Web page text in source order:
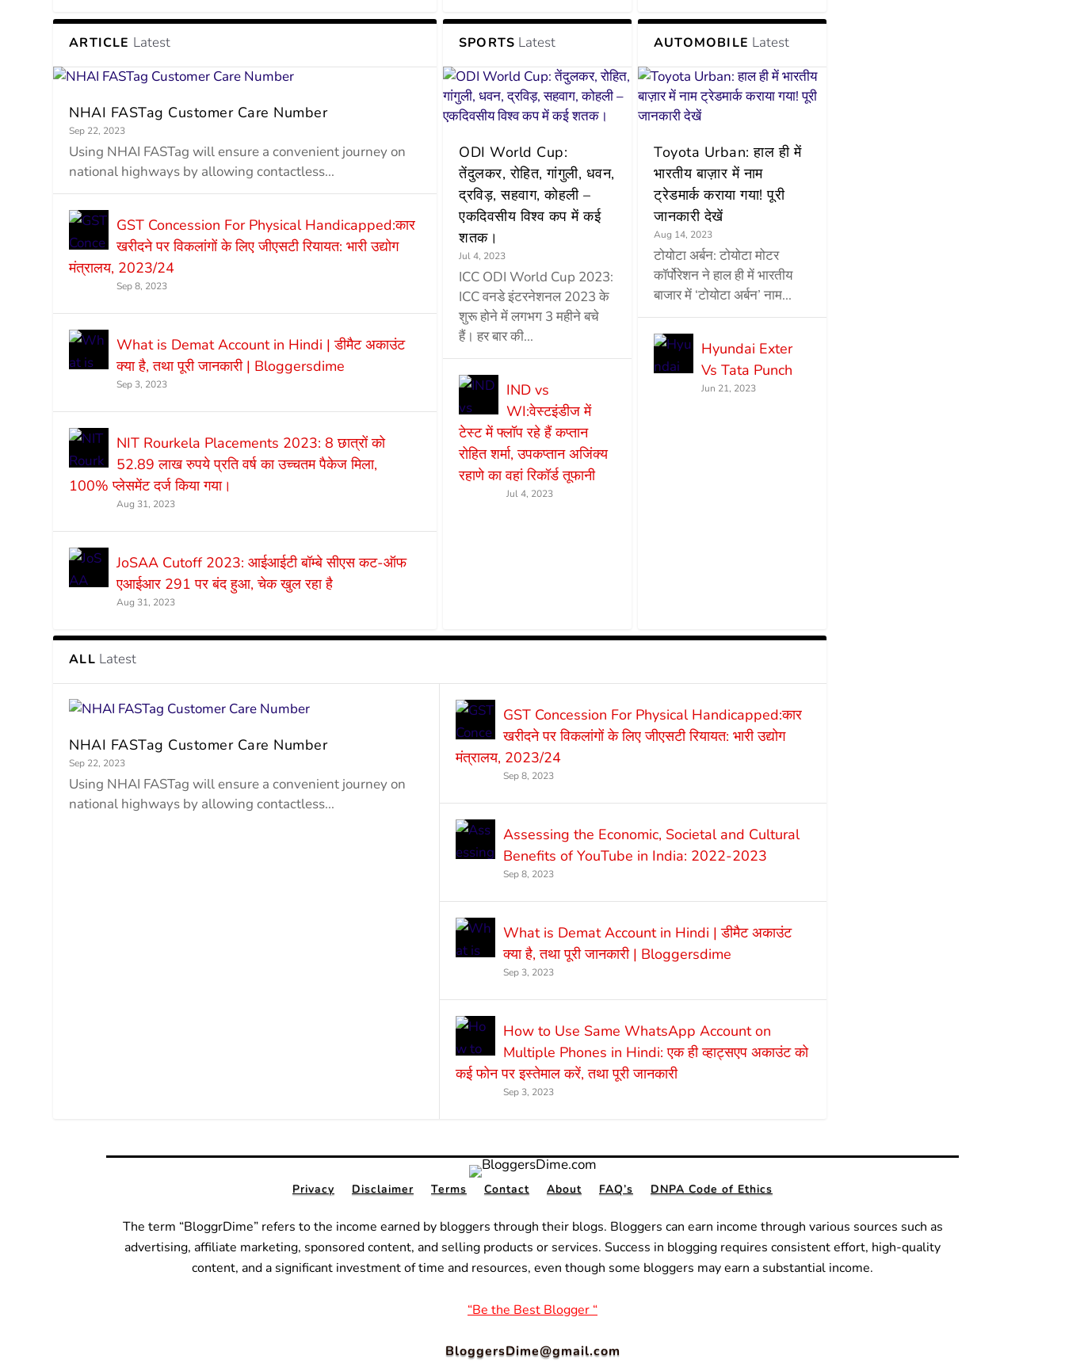
ARTICLE Latest
NHAI FASTag Customer Care Number
Sep 22, 2023
Using NHAI FASTag will ensure a convenient journey on
national highways by allowing contactless...
GST Concession For Physical Handicapped:कार
खरीदने पर विकलांगों के लिए जीएसटी रियायत: भारी उद्योग
मंत्रालय, 2023/24
Sep 8, 2023
What is Demat Account in Hindi | डीमैट अकाउंट
क्या है, तथा पूरी जानकारी | Bloggersdime
Sep 3, 2023
NIT Rourkela Placements 2023: 8 छात्रों को
52.89 लाख रुपये प्रति वर्ष का उच्चतम पैकेज मिला,
100% प्लेसमेंट दर्ज किया गया।
Aug 31, 2023
JoSAA Cutoff 2023: आईआईटी बॉम्बे सीएस कट-ऑफ
एआईआर 291 पर बंद हुआ, चेक खुल रहा है
Aug 31, 2023
SPORTS Latest
ODI World Cup:
तेंदुलकर, रोहित, गांगुली, धवन,
द्रविड़, सहवाग, कोहली –
एकदिवसीय विश्व कप में कई
शतक।
Jul 4, 2023
ICC ODI World Cup 2023:
ICC वनडे इंटरनेशनल 2023 के
शुरू होने में लगभग 3 महीने बचे
हैं। हर बार की...
IND vs
WI:वेस्टइंडीज में
टेस्ट में फ्लॉप रहे हैं कप्तान
रोहित शर्मा, उपकप्तान अजिंक्य
रहाणे का वहां रिकॉर्ड तूफानी
Jul 4, 2023
AUTOMOBILE Latest
Toyota Urban: हाल ही में
भारतीय बाज़ार में नाम
ट्रेडमार्क कराया गया! पूरी
जानकारी देखें
Aug 14, 2023
टोयोटा अर्बन: टोयोटा मोटर
कॉर्पोरेशन ने हाल ही में भारतीय
बाजार में ‘टोयोटा अर्बन’ नाम...
Hyundai Exter
Vs Tata Punch
Jun 21, 2023
ALL Latest
NHAI FASTag Customer Care Number
Sep 22, 2023
Using NHAI FASTag will ensure a convenient journey on
national highways by allowing contactless...
GST Concession For Physical Handicapped:कार
खरीदने पर विकलांगों के लिए जीएसटी रियायत: भारी उद्योग
मंत्रालय, 2023/24
Sep 8, 2023
Assessing the Economic, Societal and Cultural
Benefits of YouTube in India: 2022-2023
Sep 8, 2023
What is Demat Account in Hindi | डीमैट अकाउंट
क्या है, तथा पूरी जानकारी | Bloggersdime
Sep 3, 2023
How to Use Same WhatsApp Account on
Multiple Phones in Hindi: एक ही व्हाट्सएप अकाउंट को
कई फोन पर इस्तेमाल करें, तथा पूरी जानकारी
Sep 3, 2023
Privacy Disclaimer Terms Contact About FAQ’s DNPA Code of Ethics
The term “BloggrDime” refers to the income earned by bloggers through their blogs. Bloggers can earn income through various sources such as
advertising, affiliate marketing, sponsored content, and selling products or services. Success in blogging requires consistent effort, high-quality
content, and a significant investment of time and resources, even though some bloggers may earn a substantial income.
“Be the Best Blogger “
BloggersDime@gmail.com